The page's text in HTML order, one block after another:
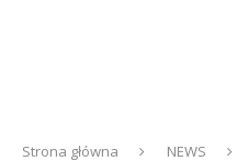
Strona główna NEWS